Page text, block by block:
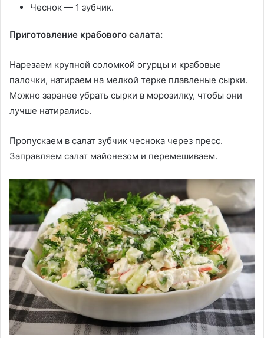
Чеснок — 1 зубчик.
Приготовление крабового салата:
Нарезаем крупной соломкой огурцы и крабовые
палочки, натираем на мелкой терке плавленые сырки.
Можно заранее убрать сырки в морозилку, чтобы они
лучше натирались.
Пропускаем в салат зубчик чеснока через пресс.
Заправляем салат майонезом и перемешиваем.